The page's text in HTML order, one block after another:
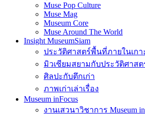
Muse Pop Culture
Muse Mag
Museum Core
Muse Around The World
Insight MuseumSiam
ประวัติศาสตร์พื้นที่ภายในเก
มิวเซียมสยามกับประวัติศาส
ศิลปะกับตึกเก่า
ภาพเก่าเล่าเรื่อง
Museum inFocus
งานเสวนาวิชาการ Museum